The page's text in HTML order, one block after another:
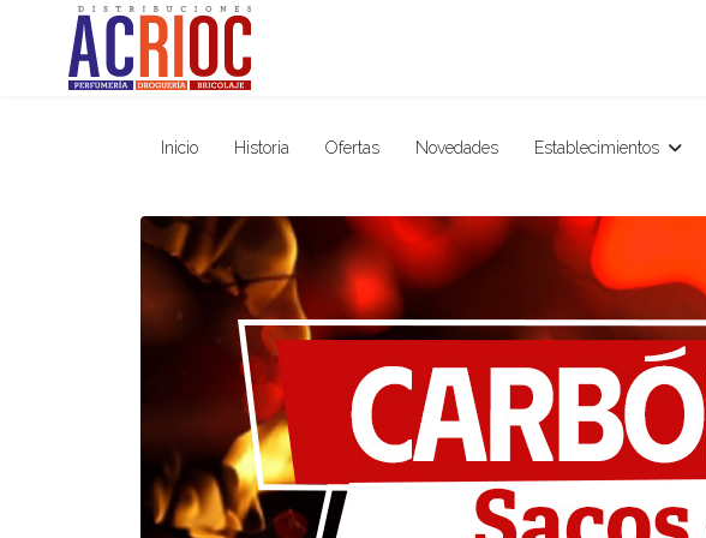
Inicio Historia Ofertas Novedades Establecimientos